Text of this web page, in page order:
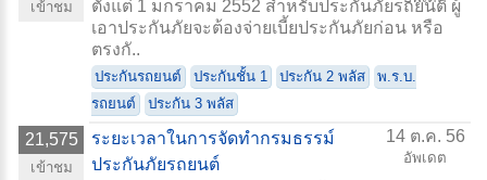
เข้าชม
ตั้งแต่ 1 มกราคม 2552 สำหรับประกันภัยรถยนต์ ผู้
เอาประกันภัยจะต้องจ่ายเบี้ยประกันภัยก่อน หรือ
ตรงกั..
ประกันรถยนต์ ประกันชั้น 1 ประกัน 2 พลัส
พ.ร.บ.
รถยนต์
ประกัน 3 พลัส
21,575
เข้าชม
ระยะเวลาในการจัดทำกรมธรรม์
ประกันภัยรถยนต์
14 ต.ค. 56
อัพเดต